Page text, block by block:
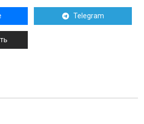
Telegram